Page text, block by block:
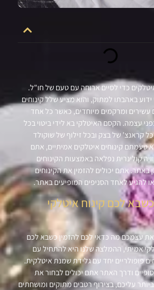
כדי לסיים ארוחה עם טעם של חו"ל.
באהבתו למתוק, והוא מציע שלל קינוחים
ומרקמים מיוחדים, כאשר כל אחד
עצמה. הקסם האיטלקי בא לידי ביטוי בכל
קראנצ' של בצק ובכל זילוף של שוקולד
טעמתם קינוחים איטלקים אמיתיים, אתם
קולינרית נפלאה באמצעות הקינוחים
באתר. אתם יכולים להזמין את הקינוחים
להגיע לאחד הסניפים המופיעים באתר.
לכם קינוח איטלקי
עצמכם מה כדאי לכם להזמין כשבא לכם
אמיתי, ההמלצה שלנו היא להתחיל עם
פופולריים יחד עם גלידת שמנת איטלקית.
ודרך האתר אתם יכולים לבחור את
עליכם, בצירוף רטבים מתוקים ומושחתים